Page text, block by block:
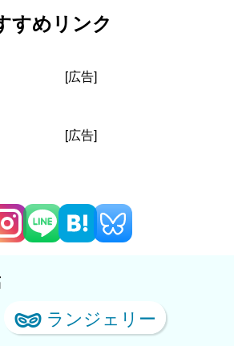
すめリンク
[広告]
[広告]
ランジェリー